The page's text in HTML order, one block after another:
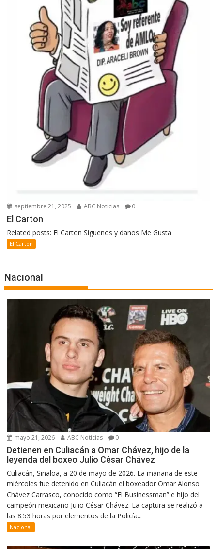
septiembre 21, 2025 ABC Noticias 0
El Carton
Related posts: El Carton Síguenos y danos Me Gusta
El Carton
Nacional
mayo 21, 2026 ABC Noticias 0
Detienen en Culiacán a Omar Chávez, hijo de la
leyenda del boxeo Julio César Chávez
Culiacán, Sinaloa, a 20 de mayo de 2026. La mañana de este
miércoles fue detenido en Culiacán el boxeador Omar Alonso
Chávez Carrasco, conocido como “El Businessman” e hijo del
campeón mexicano Julio César Chávez. La captura se realizó a
las 8:53 horas por elementos de la Policía...
Nacional